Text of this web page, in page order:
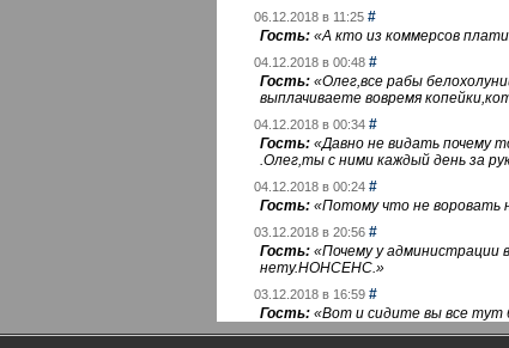
06.12.2018 в 11:25 #
Гость: «А кто из коммерсов
04.12.2018 в 00:48 #
Гость: «Олег,все рабы
выплачиваете вовремя
04.12.2018 в 00:34 #
Гость: «Давно не видать почему
.Олег,ты с ними каждый день за
04.12.2018 в 00:24 #
Гость: «Потому что не воровать
03.12.2018 в 20:56 #
Гость: «Почему у администрации
нету.НОНСЕНС.»
03.12.2018 в 16:59 #
Гость: «Вот и сидите вы все тут